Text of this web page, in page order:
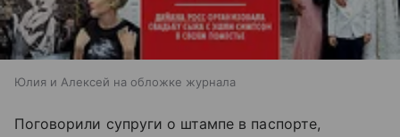
Юлия и Алексей на обложке журнала
Поговорили супруги о штампе в паспорте,